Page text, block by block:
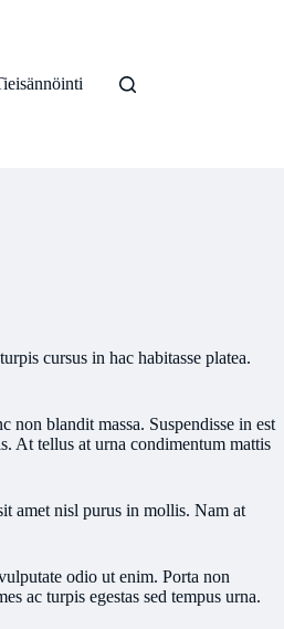
cursus in hac habitasse platea.
non blandit massa. Suspendisse in est
At tellus at urna condimentum mattis
amet nisl purus in mollis. Nam at
odio ut enim. Porta non
ac turpis egestas sed tempus urna.